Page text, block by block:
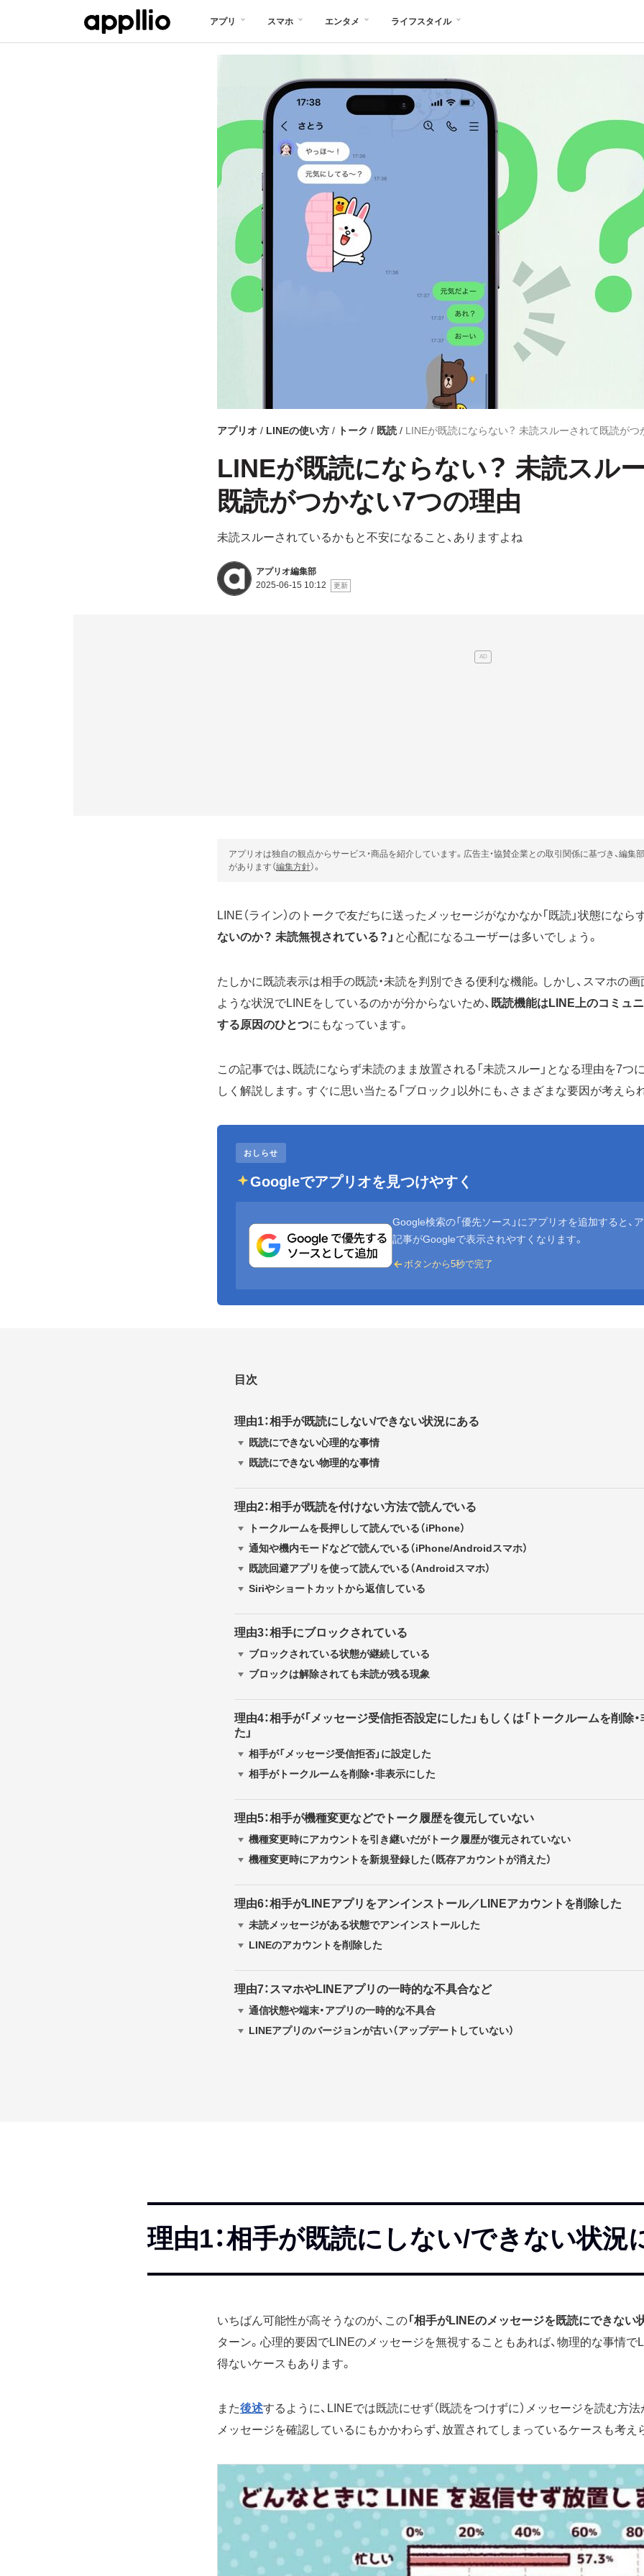
アプリ スマホ エンタメ ライフスタイル
アプリオ LINEの使い方 トーク 既読 LINEが既読にならない？ 未読スルーされて既読がつ
LINEが既読にならない？ 未読スル
既読がつかない7つの理由
未読スルーされているかもと不安になること、ありますよね
アプリオ編集部
2025-06-15 10:12
アプリオは独自の観点からサービス・商品を紹介しています。広告主・協賛企業との取引関係に基づき、編集
があります（編集方針）。
LINE（ライン）のトークで友だちに送ったメッセージがなかなか「既読」状態にならず
ないのか？ 未読無視されている？」 と心配になるユーザーは多いでしょう。
たしかに既読表示は相手の既読・未読を判別できる便利な機能。しかし、スマホの
ような状況でLINEをしているのかが分からないため、 既読機能はLINE上のコミュ
する原因のひとつにもなっています。
この記事では、既読にならず未読のまま放置される「未読スルー」となる理由を7つ
しく解説します。すぐに思い当たる「ブロック」以外にも、さまざまな要因が考えら
おしらせ
Googleでアプリオを見つけやすく
Google検索の「優先ソース」にアプリオを追加すると、
記事がGoogleで表示されやすくなります。
ボタンから5秒で完了
目次
理由1：相手が既読にしない/できない状況にある
既読にできない心理的な事情
既読にできない物理的な事情
理由2：相手が既読を付けない方法で読んでいる
トークルームを長押しして読んでいる（iPhone）
通知や機内モードなどで読んでいる（iPhone/Androidスマホ）
既読回避アプリを使って読んでいる（Androidスマホ）
Siriやショートカットから返信している
理由3：相手にブロックされている
ブロックされている状態が継続している
ブロックは解除されても未読が残る現象
理由4：相手が「メッセージ受信拒否設定にした」もしくは「トークルームを削除
た」
相手が「メッセージ受信拒否」に設定した
相手がトークルームを削除・非表示にした
理由5：相手が機種変更などでトーク履歴を復元していない
機種変更時にアカウントを引き継いだがトーク履歴が復元されていない
機種変更時にアカウントを新規登録した（既存アカウントが消えた）
理由6：相手がLINEアプリをアンインストール／LINEアカウントを削除した
未読メッセージがある状態でアンインストールした
LINEのアカウントを削除した
理由7：スマホやLINEアプリの一時的な不具合など
通信状態や端末・アプリの一時的な不具合
LINEアプリのバージョンが古い（アップデートしていない）
理由1：相手が既読にしない/できない状況
いちばん可能性が高そうなのが、この「相手がLINEのメッセージを既読にできない
ターン。心理的要因でLINEのメッセージを無視することもあれば、物理的な事情で
得ないケースもあります。
また後述するように、LINEでは既読にせず（既読をつけずに）メッセージを読む方
メッセージを確認しているにもかかわらず、放置されてしまっているケースも考え